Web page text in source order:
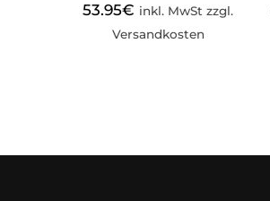
53.95€ inkl. MwSt zzgl.
Versandkosten